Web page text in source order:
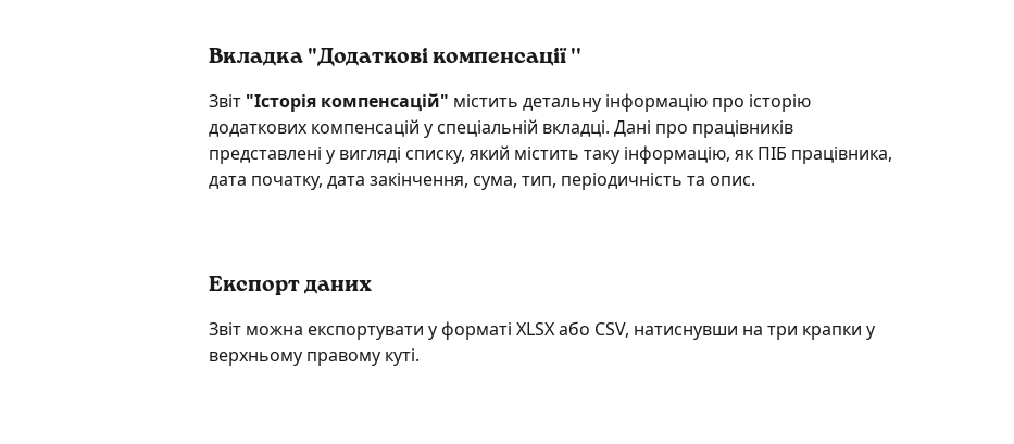
Вкладка "Додаткові компенсації ''
Звіт "Історія компенсацій" містить детальну інформацію про історію
додаткових компенсацій у спеціальній вкладці. Дані про працівників
представлені у вигляді списку, який містить таку інформацію, як ПІБ працівника,
дата початку, дата закінчення, сума, тип, періодичність та опис.
Експорт даних
Звіт можна експортувати у форматі XLSX або CSV, натиснувши на три крапки у
верхньому правому куті.